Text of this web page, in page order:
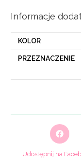
Informacje
KOLOR
PRZEZNACZENIE
Opens
in
new
Udostępnij na